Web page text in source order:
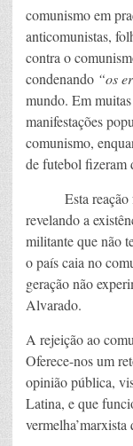
comunismo em
anticomunistas,
contra o
condenando “os
mundo. Em
manifestações
comunismo,
de futebol fizeram
Esta reação foi
revelando a
militante que não
o país caia no
geração não
Alvarado.
A rejeição ao
Oferece-nos um
opinião pública,
Latina, e que